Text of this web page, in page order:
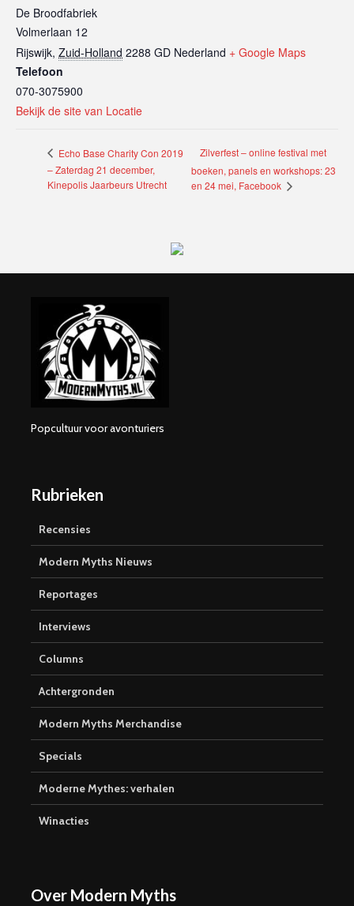
De Broodfabriek
Volmerlaan 12
Rijswijk, Zuid-Holland 2288 GD Nederland + Google Maps
Telefoon
070-3075900
Bekijk de site van Locatie
Echo Base Charity Con 2019
– Zaterdag 21 december,
Kinepolis Jaarbeurs Utrecht
Zilverfest – online festival met
boeken, panels en workshops: 23
en 24 mei, Facebook
Popcultuur voor avonturiers
Rubrieken
Recensies
Modern Myths Nieuws
Reportages
Interviews
Columns
Achtergronden
Modern Myths Merchandise
Specials
Moderne Mythes: verhalen
Winacties
Over Modern Myths